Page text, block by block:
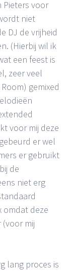
Pieters voor
niet
DJ de vrijheid
(Hierbij wil ik
een feest is
zeer veel
gemixed
voor mij deze
er wel
er gebruikt
de
niet erg
omdat deze
mij
lang proces is